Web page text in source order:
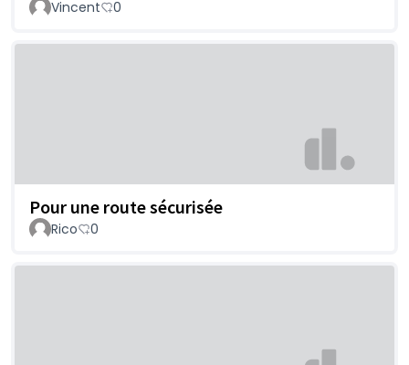
Vincent 0
Pour une route sécurisée
Rico 0